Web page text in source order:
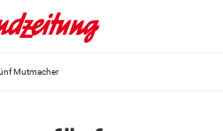
Mutmacher